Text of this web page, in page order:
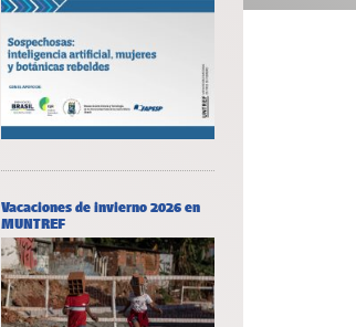
Vacaciones de invierno 2026 en
MUNTREF